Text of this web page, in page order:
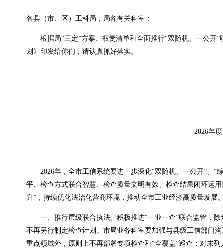
各县（市、区）工科局，局各有关科室：
根据局“三定”方案、权责清单和全面推行“双随机、一公开”
划》印发给你们，请认真抓好落实。
2026年度“
2026年，全市工信系统要进一步深化“双随机、一公开”、“
平、检查方式联合智慧、检查质量文明有效、检查结果闭环运
升”，持续优化法治化营商环境，推动全市工业经济高质量发展
一、推行层级联合执法。积极推进“一业一查”联合监管，除
不再另行制定检查计划。市局业务科室要加强与县级工信部门
重点领域外，原则上不再部署专项检查和“全覆盖”巡查；对未